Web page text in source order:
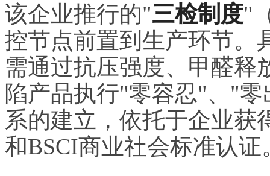
该企业推行的"三检制度"
控节点前置到生产环节。
需通过抗压强度、甲醛释
陷产品执行"零容忍"、"
系的建立，依托于企业获
和BSCI商业社会标准认证